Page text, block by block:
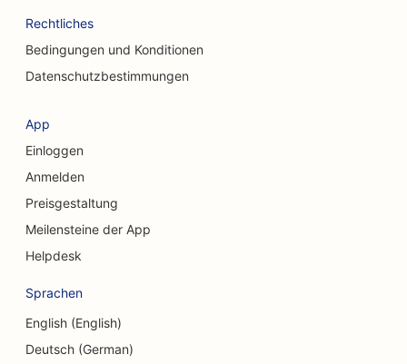
SEO für kraniofaziale Chirurgen
SEO für Coffee Shops
SEO für Kreditgenossenschaften
SEO für Feinkostläden
SEO für Schuldnerberatungsdienste
SEO für Währungsumtausch-Dienstleistungen
Rechtliches
Bedingungen und Konditionen
Datenschutzbestimmungen
App
Einloggen
Anmelden
Preisgestaltung
Meilensteine der App
Helpdesk
Sprachen
English (English)
Deutsch (German)